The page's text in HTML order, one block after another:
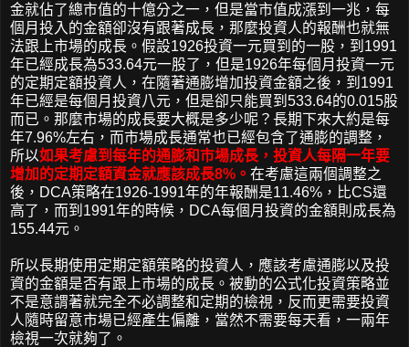
金就佔了總市值的十億分之一，但是當市值成漲到一兆，每
個月投入的金額卻沒有跟著成長，那麼投資人的報酬也就無
法跟上市場的成長。假設1926投資一元買到的一股，到1991
年已經成長為533.64元一股了，但是1926年每個月投資一元
的定期定額投資人，在隨著通膨增加投資金額之後，到1991
年已經是每個月投資八元，但是卻只能買到533.64的0.015股
而已。那麼市場的成長要大概是多少呢？長期下來大約是每
年7.96%左右，而市場成長通常也已經包含了通膨的調整，
所以如果考慮到每年的通膨和市場成長，投資人每隔一年要
增加的定期定額資金就應該成長8%。 在考慮這兩個調整之
後，DCA策略在1926-1991年的年報酬是11.46%，比CS還
高了，而到1991年的時候，DCA每個月投資的金額則成長為
155.44元。
所以長期使用定期定額策略的投資人，應該考慮通膨以及投
資的金額是否有跟上市場的成長。被動的公式化投資策略並
不是意謂著就完全不必調整和定期的檢視，反而更需要投資
人隨時留意市場已經產生偏離，當然不需要每天看，一兩年
檢視一次就夠了。